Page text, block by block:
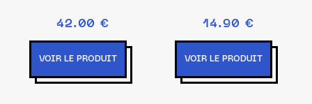
42.00 €
VOIR LE PRODUIT
14.90 €
VOIR LE PRODUIT